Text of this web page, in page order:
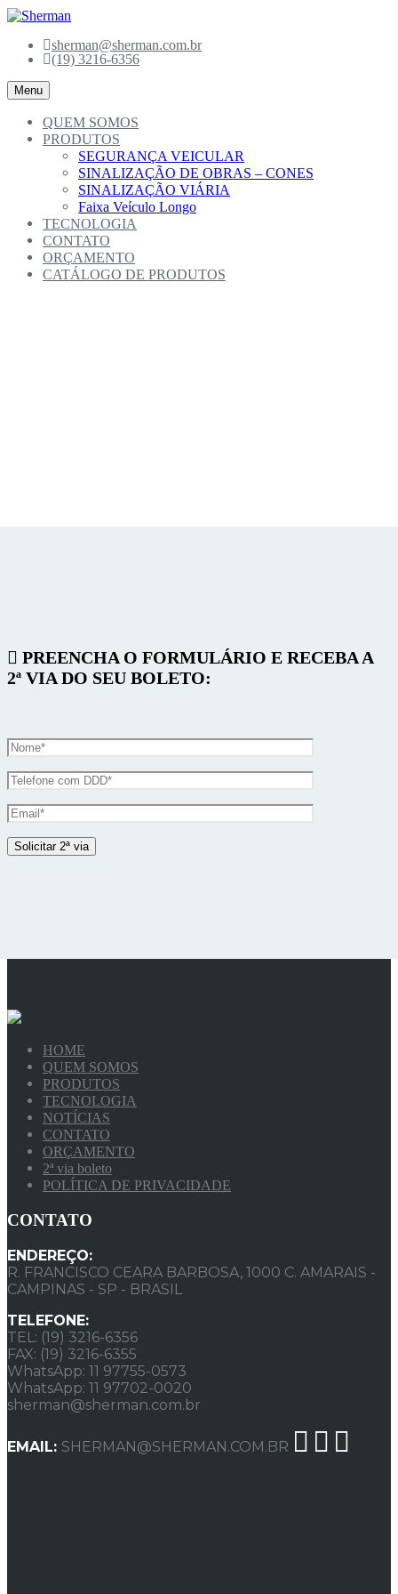
Skip
content sherman@sherman.com.br
(19) 3216-6356
Menu
QUEM SOMOS
PRODUTOS
SEGURANÇA VEICULAR
SINALIZAÇÃO DE OBRAS – CONES
SINALIZAÇÃO VIÁRIA
Faixa Veículo Longo
TECNOLOGIA
CONTATO
ORÇAMENTO
CATÁLOGO DE PRODUTOS
PREENCHA O FORMULÁRIO E RECEBA A
2ª VIA DO SEU BOLETO:
HOME
QUEM SOMOS
PRODUTOS
TECNOLOGIA
NOTÍCIAS
CONTATO
ORÇAMENTO
2ª via boleto
POLÍTICA DE PRIVACIDADE
CONTATO
ENDEREÇO:
R. FRANCISCO CEARA BARBOSA, 1000 C. AMARAIS -
CAMPINAS - SP - BRASIL
TELEFONE:
TEL: (19) 3216-6356
FAX: (19) 3216-6355
WhatsApp: 11 97755-0573
WhatsApp: 11 97702-0020
sherman@sherman.com.br
EMAIL: SHERMAN@SHERMAN.COM.BR